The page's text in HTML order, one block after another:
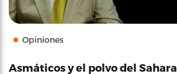
Opiniones
Asmáticos y el polvo del Sahara